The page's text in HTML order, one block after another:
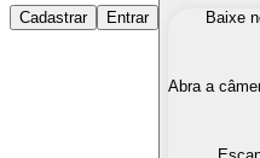
Comprar Criptomoedas
Compre as
Converta suas
Cadastrar Entrar
Baixe
Abra a